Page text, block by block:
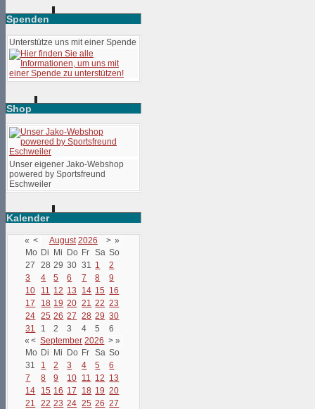
Spenden
Unterstütze uns mit einer Spende
Shop
Unser eigener Jako-Webshop
powered by Sportsfreund
Eschweiler
Kalender
« < August 2026 > »
Mo Di Mi Do Fr Sa So
27
28 29 30 31 1
2
3
4 5 6 7 8
9
10
11 12 13 14 15 16
17
18 19 20 21 22 23
24 25 26 27 28 29 30
31
1 2 3 4 5
6
« < September 2026 > »
Mo Di Mi Do Fr Sa So
31
1 2 3 4 5
6
7
8 9 10 11 12 13
14
15 16 17 18 19 20
21
22 23 24 25 26 27